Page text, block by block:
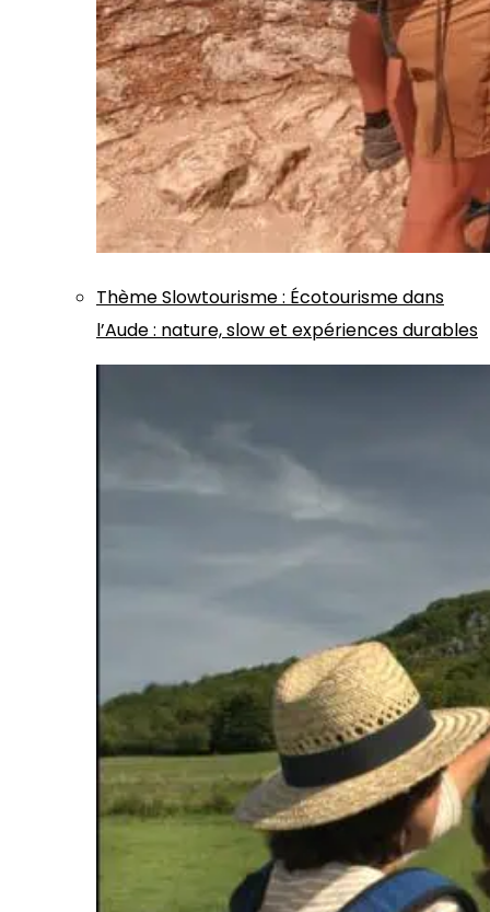
ThèmeSlowtourisme: Écotourisme dans
l’Aude : nature, slow et expériences durables